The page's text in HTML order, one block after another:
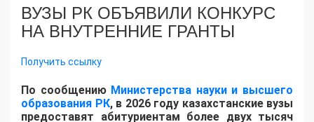
ВУЗЫ РК ОБЪЯВИЛИ КОНКУРС
НА ВНУТРЕННИЕ ГРАНТЫ
Получить ссылку
По сообщению Министерства науки и высшего
образования РК, в 2026 году казахстанские вузы
предоставят абитуриентам более двух тысяч